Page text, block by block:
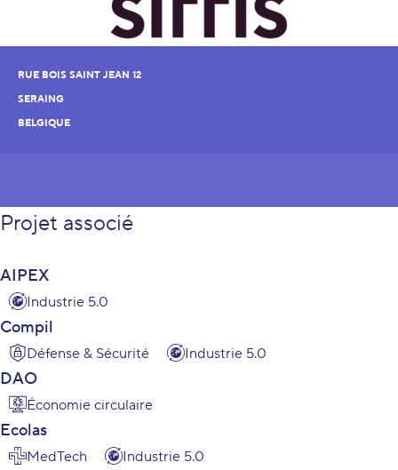
RUE BOIS SAINT JEAN 12
SERAING
BELGIQUE
Projet associé
AIPEX
Industrie 5.0
Compil
Défense & Sécurité Industrie 5.0
DAO
Économie circulaire
Ecolas
MedTech Industrie 5.0